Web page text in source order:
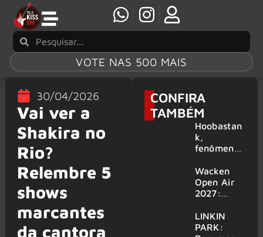
VOTE NAS 500 MAIS
30/04/2026
Vai ver a
Shakira no
Rio?
Relembre 5
shows
marcantes
da cantora
CONFIRA
TAMBÉM
Hoobastan
k,
fenômeno
rock anos
2000,
volta ao
6 shows
Wacken
Open Air
2027:
amplia
line-up e
LINKIN
PARK: